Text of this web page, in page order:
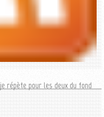
je répète pour les deux du fond